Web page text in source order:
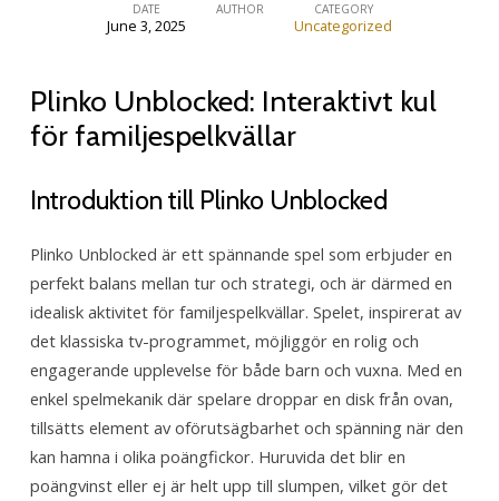
Interaktivt
kul
familjespelkvällar
DATE
June 3, 2025
AUTHOR CATEGORY
Uncategorized
Plinko Unblocked: Interaktivt kul
för familjespelkvällar
Introduktion till Plinko Unblocked
Plinko Unblocked är ett spännande spel som erbjuder en
perfekt balans mellan tur och strategi, och är därmed en
idealisk aktivitet för familjespelkvällar. Spelet, inspirerat av
det klassiska tv-programmet, möjliggör en rolig och
engagerande upplevelse för både barn och vuxna. Med en
enkel spelmekanik där spelare droppar en disk från ovan,
tillsätts element av oförutsägbarhet och spänning när den
kan hamna i olika poängfickor. Huruvida det blir en
poängvinst eller ej är helt upp till slumpen, vilket gör det